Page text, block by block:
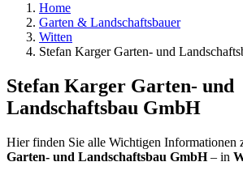
Home
Garten & Landschaftsbauer
Witten
Stefan Karger Garten- und
Stefan Karger Garten- und
Landschaftsbau GmbH
Hier finden Sie alle Wichtigen Informationen
Garten- und Landschaftsbau GmbH– in